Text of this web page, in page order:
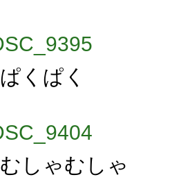
ぱくぱく
むしゃむしゃ